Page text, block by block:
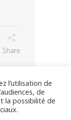
Share
l’utilisation de
de
la possibilité de